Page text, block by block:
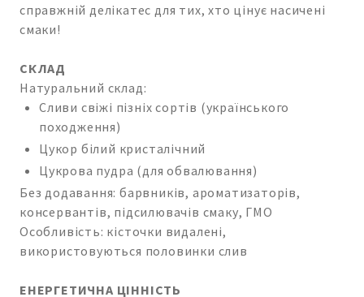
справжній делікатес для тих, хто цінує насичені
смаки!
СКЛАД
Натуральний склад:
Сливи свіжі пізніх сортів (українського
походження)
Цукор білий кристалічний
Цукрова пудра (для обвалювання)
Без додавання: барвників, ароматизаторів,
консервантів, підсилювачів смаку, ГМО
Особливість: кісточки видалені,
використовуються половинки слив
ЕНЕРГЕТИЧНА ЦІННІСТЬ